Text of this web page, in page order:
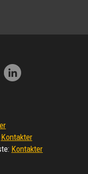
Kontakter
: Kontakter